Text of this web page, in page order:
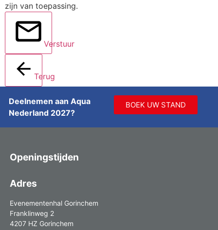
zijn van toepassing.
Verstuur
Terug
Deelnemen aan Aqua
Nederland 2027?
BOEK UW STAND
Openingstijden
Adres
Evenementenhal Gorinchem
Franklinweg 2
4207 HZ Gorinchem